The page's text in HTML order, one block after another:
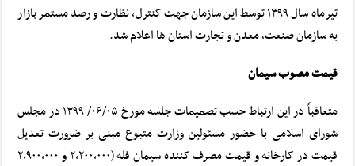
تیرماه سال ۱۳۹۹ توسط این سازمان جهت کنترل، نظارت و رصد مستمر بازار
به سازمان صنعت، معدن و تجارت استان ها اعلام شد.
قیمت مصوب سیمان
متعاقباً در این ارتباط حسب تصمیمات جلسه مورخ ۰۶/۰۵/ ۱۳۹۹ در مجلس
شورای اسلامی با حضور مسئولین وزارت متبوع مبنی‌ بر ضرورت تعدیل
قیمت در کارخانه و قیمت مصرف کننده سیمان فله (۲،۲۰۰،۰۰۰ و ۲،۹۰۰،۰۰۰